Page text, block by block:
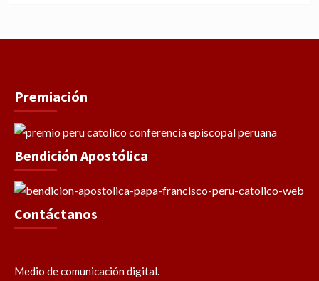
Premiación
Bendición Apostólica
Contáctanos
Medio de comunicación digital.